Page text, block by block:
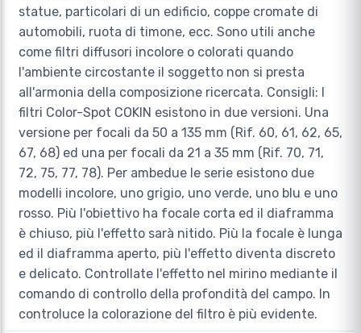
statue, particolari di un edificio, coppe cromate di
automobili, ruota di timone, ecc. Sono utili anche
come filtri diffusori incolore o colorati quando
l'ambiente circostante il soggetto non si presta
all'armonia della composizione ricercata. Consigli: I
filtri Color-Spot COKIN esistono in due versioni. Una
versione per focali da 50 a 135 mm (Rif. 60, 61, 62, 65,
67, 68) ed una per focali da 21 a 35 mm (Rif. 70, 71,
72, 75, 77, 78). Per ambedue le serie esistono due
modelli incolore, uno grigio, uno verde, uno blu e uno
rosso. Più l'obiettivo ha focale corta ed il diaframma
è chiuso, più l'effetto sarà nitido. Più la focale è lunga
ed il diaframma aperto, più l'effetto diventa discreto
e delicato. Controllate l'effetto nel mirino mediante il
comando di controllo della profondità del campo. In
controluce la colorazione del filtro è più evidente.